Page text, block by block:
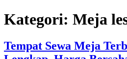
Kategori: Meja
Tempat Sewa Meja